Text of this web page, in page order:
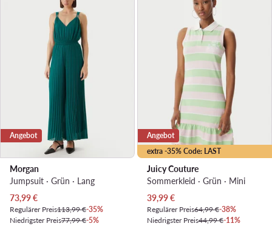
Angebot
Morgan
Jumpsuit · Grün · Lang
Aktueller Preis
73,99€
Regulärer Preis113,99 €-35%
Niedrigster Preis77,99 €-5%
extra -35% Code: LAST
Angebot
Juicy Couture
Sommerkleid · Grün · Mini
Aktueller Preis
39,99€
Regulärer Preis64,99 €-38%
Niedrigster Preis44,99 €-11%